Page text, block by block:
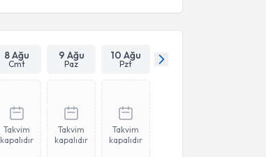
8 Ağu
Cmt
9 Ağu
Paz
10 Ağu
Pzt
Takvim
kapalıdır
Takvim
kapalıdır
Takvim
kapalıdır